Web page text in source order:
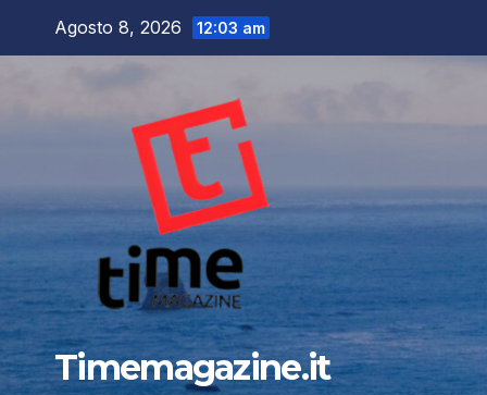
Agosto 8, 2026 12:03 am
Timemagazine.it